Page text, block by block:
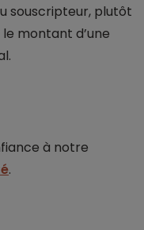
souscripteur, plutôt
montant d’une
à notre
.